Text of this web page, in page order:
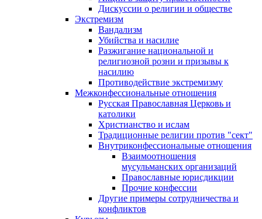
Дискуссии о религии и обществе
Экстремизм
Вандализм
Убийства и насилие
Разжигание национальной и
религиозной розни и призывы к
насилию
Противодействие экстремизму
Межконфессиональные отношения
Русская Православная Церковь и
католики
Христианство и ислам
Традиционные религии против "сект"
Внутриконфессиональные отношения
Взаимоотношения
мусульманских организаций
Православные юрисдикции
Прочие конфессии
Другие примеры сотрудничества и
конфликтов